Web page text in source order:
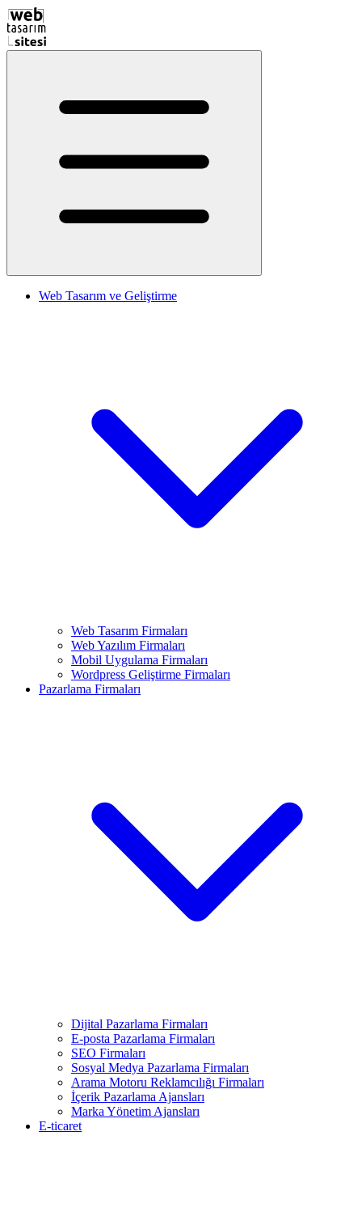
Web Tasarım ve Geliştirme
Web Tasarım Firmaları
Web Yazılım Firmaları
Mobil Uygulama Firmaları
Wordpress Geliştirme Firmaları
Pazarlama Firmaları
Dijital Pazarlama Firmaları
E-posta Pazarlama Firmaları
SEO Firmaları
Sosyal Medya Pazarlama Firmaları
Arama Motoru Reklamcılığı Firmaları
İçerik Pazarlama Ajansları
Marka Yönetim Ajansları
E-ticaret